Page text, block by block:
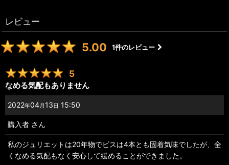
レビュー
5.00 1件のレビュー
5
なめる気配もありません
2022年04月 13 日 15:50
購入者 さん
私のジュリエットは20年物でビスは4本とも固着気味でしたが、全
くなめる気配もなく安心して緩めることができました。